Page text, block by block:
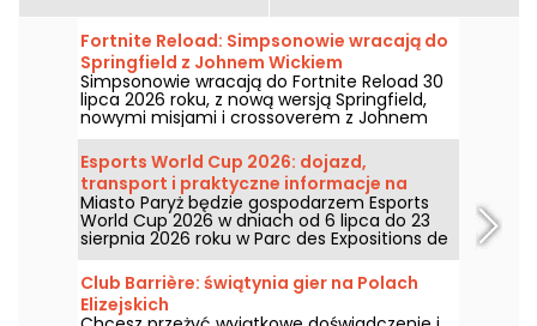
Fortnite Reload: Simpsonowie wracają do
Springfield z Johnem Wickiem
Simpsonowie wracają do Fortnite Reload 30
lipca 2026 roku, z nową wersją Springfield,
nowymi misjami i crossoverem z Johnem
Wickiem. Aktualizacja dodaje kilka
ikonicznych miejsc, specjalny styl dla
słynnego zabójcy i nowe elementy rozgrywki.
Esports World Cup 2026: dojazd,
transport i praktyczne informacje na
terenie Porte de Versailles
Miasto Paryż będzie gospodarzem Esports
World Cup 2026 w dniach od 6 lipca do 23
sierpnia 2026 roku w Parc des Expositions de
la Porte de Versailles, gdzie odbędą się
międzynarodowe rozgrywki w gry wideo.
Dojazd, środki transportu... Podajemy
wszystkie informacje, które pomogą
Club Barrière: świątynia gier na Polach
Elizejskich